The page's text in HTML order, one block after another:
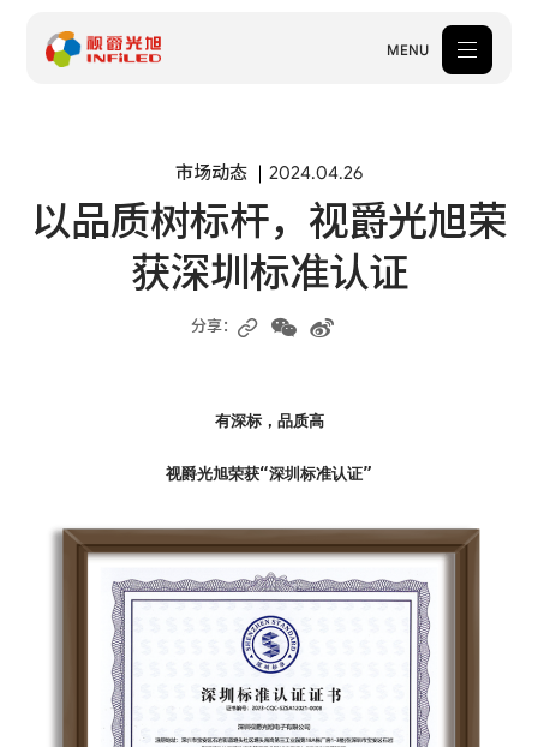
MENU
解决方案
案例中心
加入我们
联系我们
EN
市场动态 2024.04.26
以品质树标杆，视爵光旭荣
获深圳标准认证
分享：
有深标，品质高
视爵光旭荣获“深圳标准认证”